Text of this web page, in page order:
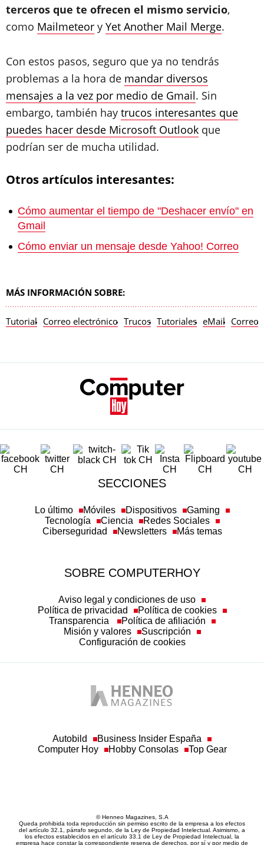
terceros que te ofrecen el mismo servicio,
como Mailmeteor y Yet Another Mail Merge.
Con estos pasos, seguro que ya no tendrás
problemas a la hora de mandar diversos
mensajes a la vez por medio de Gmail. Sin
embargo, también hay trucos interesantes que
puedes hacer desde Microsoft Outlook que
podrían ser de mucha utilidad.
Otros artículos interesantes:
Cómo aumentar el tiempo de "Deshacer envío" en
Gmail
Cómo enviar un mensaje desde Yahoo! Correo
MÁS INFORMACIÓN SOBRE:
Tutorial Correo electrónico Trucos Tutoriales eMail Correo
SECCIONES
Lo último Móviles Dispositivos
Gaming
Tecnología
Ciencia
Redes Sociales
Ciberseguridad
Newsletters Más temas
SOBRE COMPUTERHOY
Aviso legal y condiciones de uso
Política de privacidad
Política de cookies
Transparencia
Política de afiliación
Misión y valores
Suscripción
Configuración de cookies
Autobild
Business Insider España
Computer Hoy
Hobby Consolas Top Gear
© Henneo Magazines, S.A
Queda prohibida toda reproducción sin permiso escrito de la empresa a los efectos
del artículo 32.1, párrafo segundo, de la Ley de Propiedad Intelectual. Asimismo, a
los efectos establecidos en el artículo 33.1 de Ley de Propiedad Intelectual, la
empresa hace constar la correspondiente reserva de derechos, por sí y por medio de